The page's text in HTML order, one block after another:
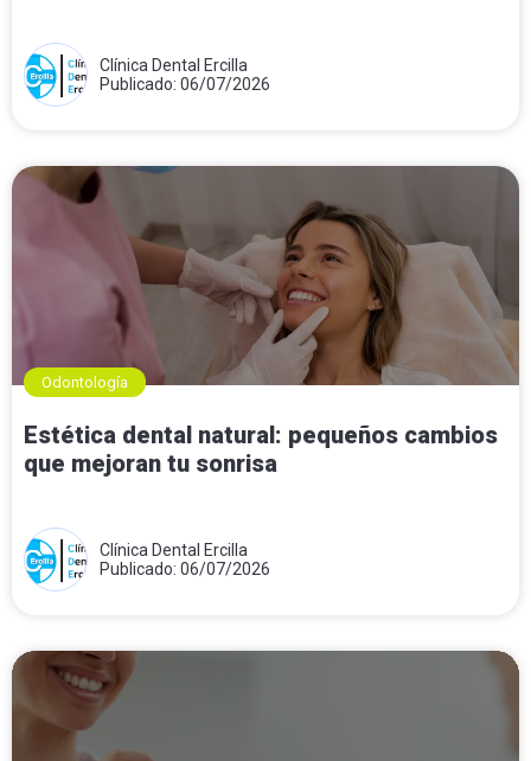
Clínica Dental Ercilla
Publicado: 06/07/2026
Odontología
Estética dental natural: pequeños cambios
que mejoran tu sonrisa
Clínica Dental Ercilla
Publicado: 06/07/2026